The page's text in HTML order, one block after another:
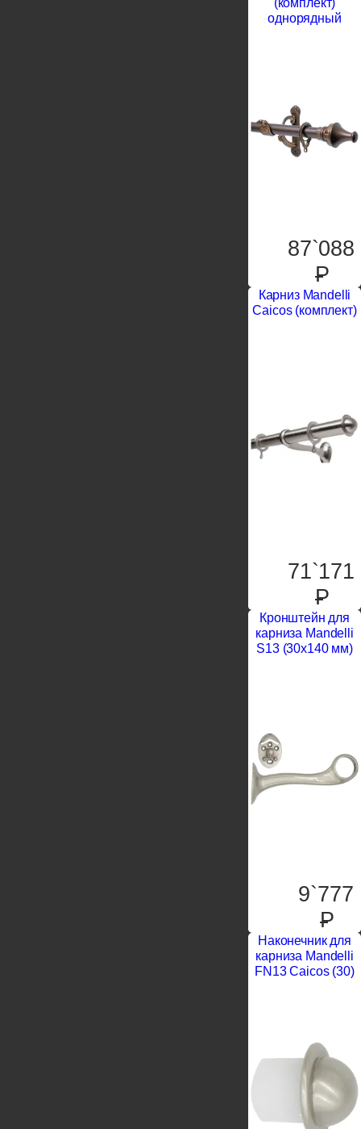
(комплект)
однорядный
87`088
P
Карниз Mandelli
Caicos (комплект)
71`171
P
Кронштейн для
карниза Mandelli
S13 (30x140 мм)
9`777
P
Наконечник для
карниза Mandelli
FN13 Caicos (30)